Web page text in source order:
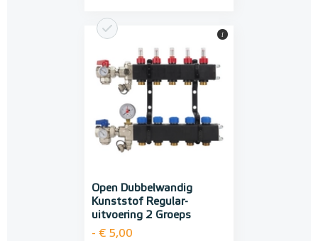
Open Dubbelwandig
Kunststof Regular-
uitvoering 2 Groeps
- € 5,00
i